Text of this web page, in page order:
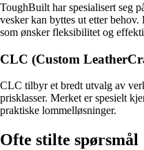
ToughBuilt har spesialisert seg
vesker kan byttes ut etter
som ønsker fleksibilitet og
CLC (Custom
CLC tilbyr et bredt utvalg av
prisklasser. Merket er spesielt
praktiske lommelløsninger.
Ofte stilte spørsmål